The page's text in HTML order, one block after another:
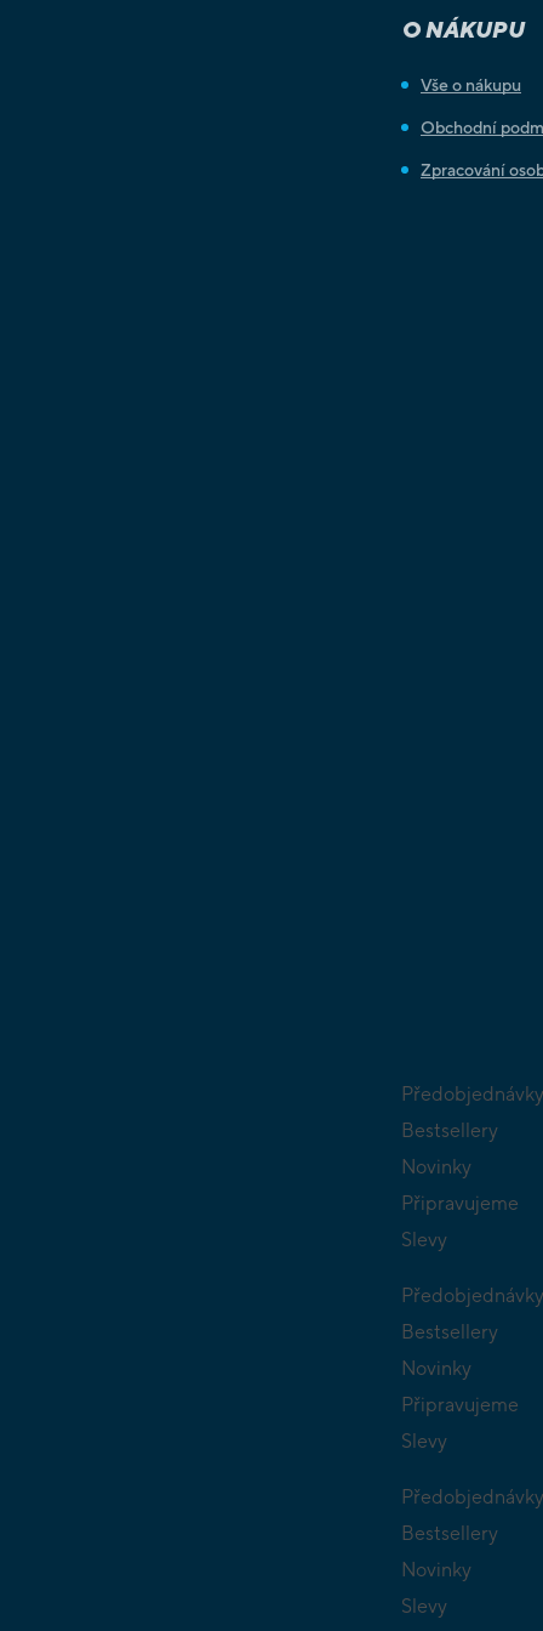
O NÁKUPU
Vše o nákupu
Obchodní
Zpracování
Předobjednávky
Bestsellery
Novinky
Připravujeme
Slevy
Předobjednávky
Bestsellery
Novinky
Připravujeme
Slevy
Předobjednávky
Bestsellery
Novinky
Slevy